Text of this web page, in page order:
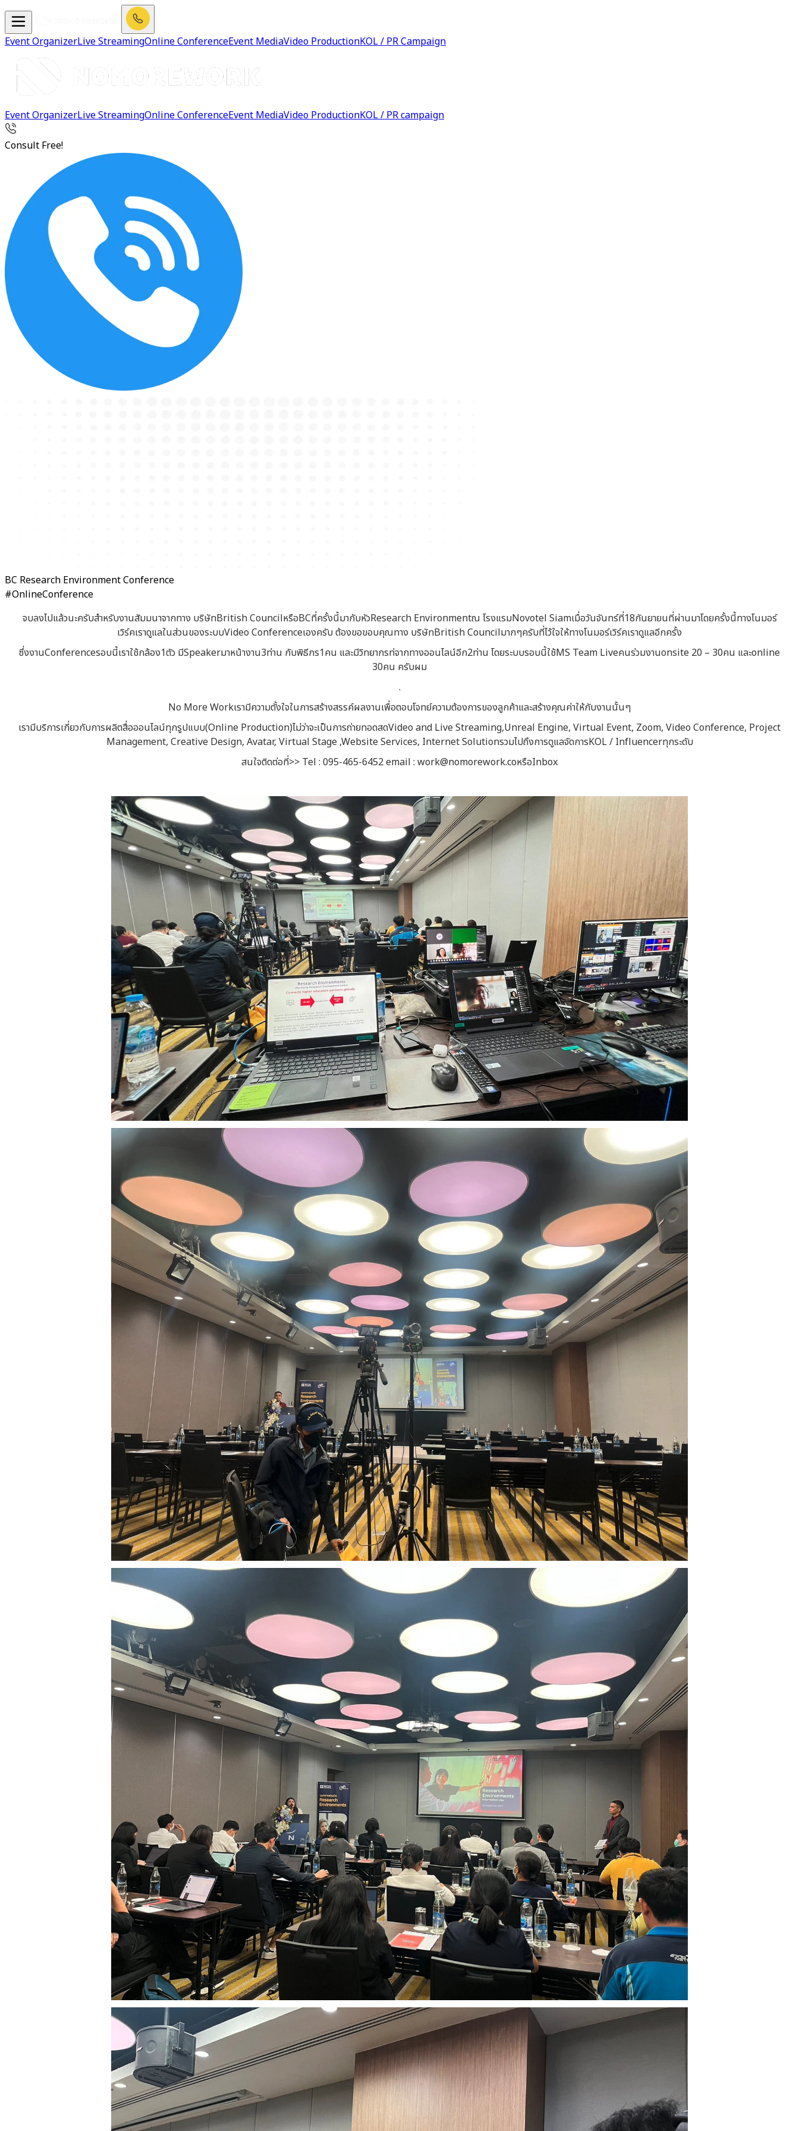
Event OrganizerLive StreamingOnline ConferenceEvent MediaVideo ProductionKOL / PR Campaign
Event OrganizerLive StreamingOnline ConferenceEvent MediaVideo ProductionKOL / PR campaign
Consult Free!
BC Research Environment Conference
#OnlineConference
จบลงไปแล้วนะครับสำหรับงานสัมมนาจากทาง บริษัทBritish CouncilหรือBCที่ครั้งนี้มากับหัวResearch Environmentณ โรงแรมNovotel Siamเมื่อวันจันทร์ที่18กันยายนที่ผ่านมาโดยครั้งนี้ทางโนมอร์
เวิร์คเราดูแลในส่วนของระบบVideo Conferenceเองครับ ต้องขอขอบคุณทาง บริษัทBritish Councilมากๆครับที่ไว้ใจให้ทางโนมอร์เวิร์คเราดูแลอีกครั้ง
ซึ่งงานConferenceรอบนี้เราใช้กล้อง1ตัว มีSpeakerมาหน้างาน3ท่าน กับพิธีกร1คน และมีวิทยากรท่จากทางออนไลน์อีก2ท่าน โดยระบบรอบนี้ใช้MS Team Liveคนร่วมงานonsite 20 – 30คน และonline
30คน ครับผม
.
No More Workเรามีความตั้งใจในการสร้างสรรค์ผลงานเพื่อตอบโจทย์ความต้องการของลูกค้าและสร้างคุณค่าให้กับงานนั้นๆ
เรามีบริการเกี่ยวกับการผลิตสื่อออนไลน์ทุกรูปแบบ(Online Production)ไม่ว่าจะเป็นการถ่ายทอดสดVideo and Live Streaming,Unreal Engine, Virtual Event, Zoom, Video Conference, Project
Management, Creative Design, Avatar, Virtual Stage ,Website Services, Internet SolutionรวมไปถึงการดูแลจัดการKOL / Influencerทุกระดับ
สนใจติดต่อที่>> Tel : 095-465-6452 email : work@nomorework.coหรือInbox